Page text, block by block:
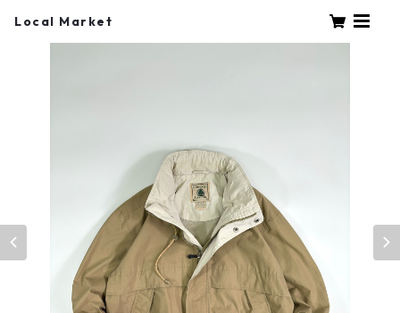
Local Market